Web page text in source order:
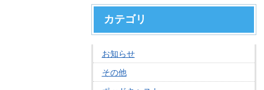
カテゴリ
お知らせ
その他